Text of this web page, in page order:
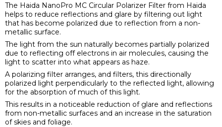
The Haida NanoPro MC Circular Polarizer Filter from Haida
helps to reduce reflections and glare by filtering out light
that has become polarized due to reflection from a non-
metallic surface.
The light from the sun naturally becomes partially polarized
due to reflecting off electrons in air molecules, causing the
light to scatter into what appears as haze.
A polarizing filter arranges, and filters, this directionally
polarized light perpendicularly to the reflected light, allowing
for the absorption of much of this light.
This results in a noticeable reduction of glare and reflections
from non-metallic surfaces and an increase in the saturation
of skies and foliage.